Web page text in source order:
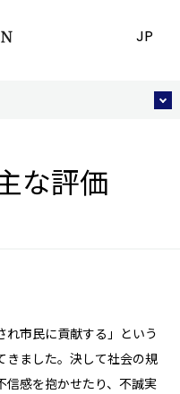
JP
な評価
れ市⺠に貢献する」という
きました。決して社会の規
信感を抱かせたり、不誠実